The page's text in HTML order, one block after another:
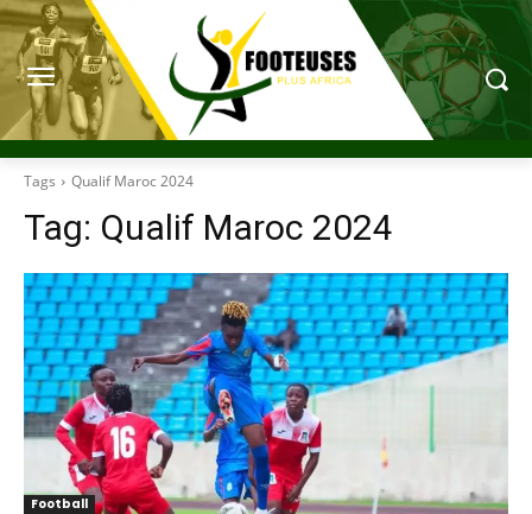
Tags Qualif Maroc 2024
Tag: Qualif Maroc 2024
Football